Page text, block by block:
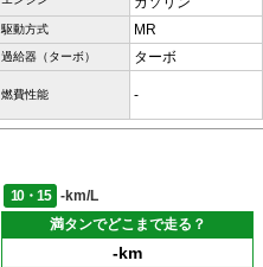
駆動方式 MR
過給器（ターボ） ターボ
燃費性能 -
10・15
-km/L
満タンでどこまで走る？
-km